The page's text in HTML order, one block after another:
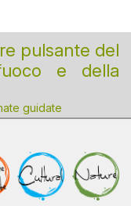
pulsante del
e della
guidate